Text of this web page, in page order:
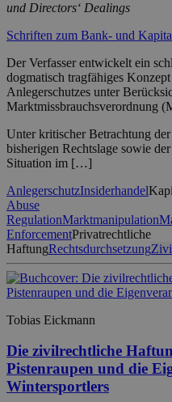
und Directors‘ Dealings
Schriften zum Bank- und
Der Verfasser entwickelt ein
dogmatisch tragfähiges
Anlegerschutzes unter
Marktmissbrauchsverordnung
Unter kritischer Betrachtung
bisherigen Rechtslage sowie
Situation im […]
AnlegerschutzInsiderhandel
Abuse
RegulationMarktmanipulation
EnforcementPrivatrechtliche
HaftungRechtsdurchsetzung
Tobias Eickmann
Die zivilrechtliche
Pistenraupen und die
Wintersportlers